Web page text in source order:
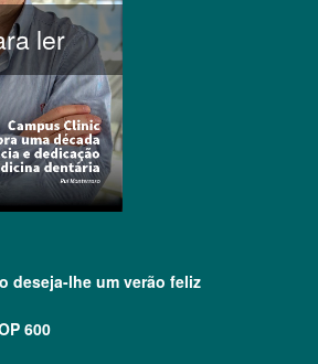
ler
deseja-lhe um verão feliz
600